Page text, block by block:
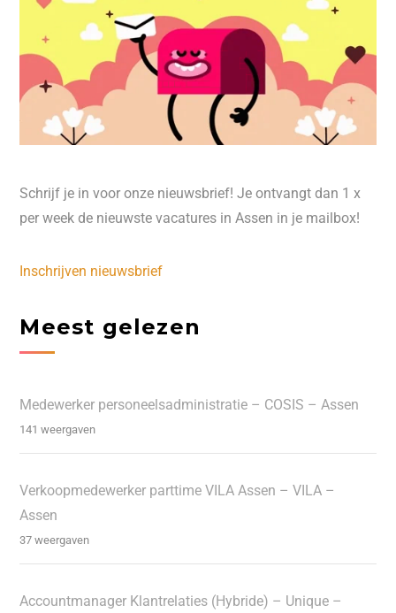
Schrijf je in voor onze nieuwsbrief! Je ontvangt dan 1 x
per week de nieuwste vacatures in Assen in je mailbox!
Inschrijven nieuwsbrief
Meest gelezen
Medewerker personeelsadministratie – COSIS – Assen
141 weergaven
Verkoopmedewerker parttime VILA Assen – VILA –
Assen
37 weergaven
Accountmanager Klantrelaties (Hybride) – Unique –